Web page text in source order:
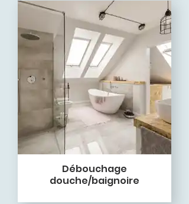
Débouchage
douche/baignoire